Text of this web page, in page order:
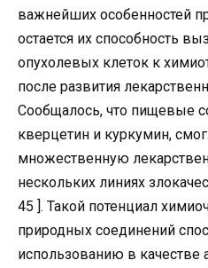
важнейших особенностей
остается их способность
опухолевых клеток к
после развития
Сообщалось, что пищевые
кверцетин и куркумин,
множественную
нескольких линиях
45 ]. Такой потенциал
природных соединений
использованию в качестве